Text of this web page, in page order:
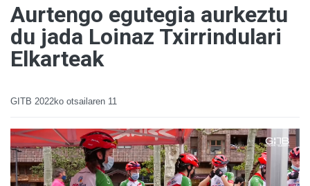
Aurtengo egutegia aurkeztu
du jada Loinaz Txirrindulari
Elkarteak
GITB 2022ko otsailaren 11